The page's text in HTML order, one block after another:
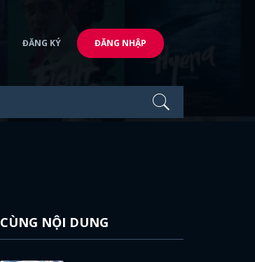
ĐĂNG KÝ ĐĂNG NHẬP
CÙNG NỘI DUNG